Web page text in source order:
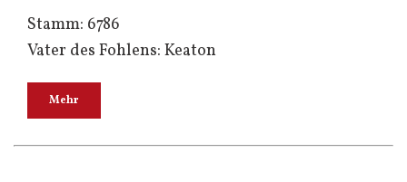
Stamm: 6786
Vater des Fohlens: Keaton
Mehr